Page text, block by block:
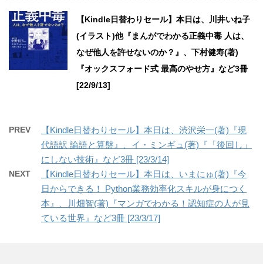
【Kindle日替わりセール】本日は、川井いね子
(イラスト)他『まんがでわかる正義中毒 人は、
なぜ他人を許せないのか？』、下村健寿(著)
『オックスフォード式 最高のやせ方』など3冊
[22/9/13]
PREV
【Kindle日替わりセール】本日は、渋沢栄一(著)『現
代語訳 論語と算盤』、イ・ミンギュ(著)『「後回し」
にしない技術』など3冊 [23/3/14]
NEXT
【Kindle日替わりセール】本日は、いまにゅ(著)『今
日からできる！ Python業務効率化スキルが身につく
本』、川畑智(著)『マンガでわかる！認知症の人が見
ている世界』など3冊 [23/3/17]